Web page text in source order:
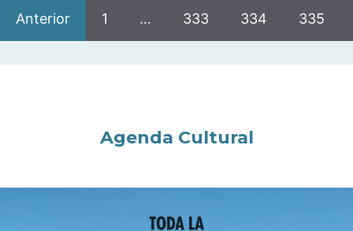
Anterior 1 … 333 334 335
Agenda Cultural